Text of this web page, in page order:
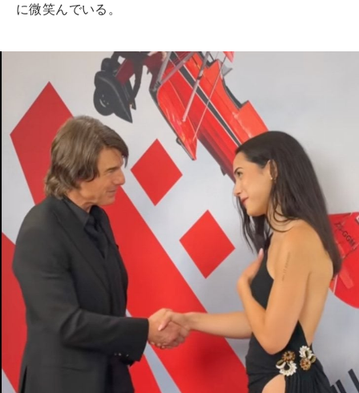
に微笑んでいる。